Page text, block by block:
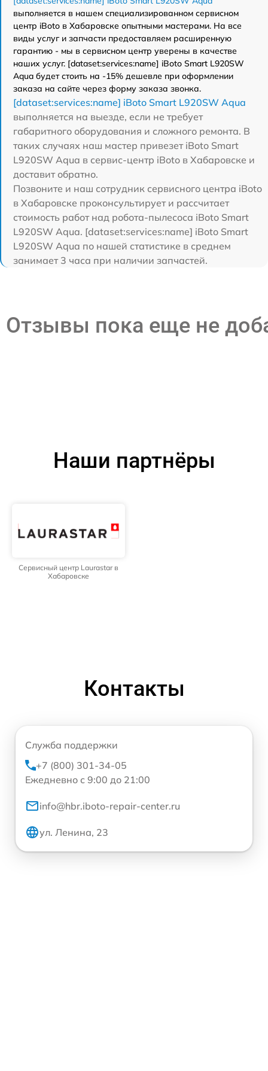
выполняется в нашем специализированном сервисном
центр iBoto в Хабаровске опытными мастерами. На все
виды услуг и запчасти предоставляем расширенную
гарантию - мы в сервисном центр уверены в качестве
наших услуг. [dataset:services:name] iBoto Smart L920SW
Aqua будет стоить на -15% дешевле при оформлении
заказа на сайте через форму заказа звонка.
[dataset:services:name] iBoto Smart L920SW Aqua
выполняется на выезде, если не требует
габаритного оборудования и сложного ремонта. В
таких случаях наш мастер привезет iBoto Smart
L920SW Aqua в сервис-центр iBoto в Хабаровске и
доставит обратно.
Позвоните и наш сотрудник сервисного центра iBoto
в Хабаровске проконсультирует и рассчитает
стоимость работ над робота-пылесоса iBoto Smart
L920SW Aqua. [dataset:services:name] iBoto Smart
L920SW Aqua по нашей статистике в среднем
занимает 3 часа при наличии запчастей.
Отзывы пока еще не
Наши партнёры
Сервисный центр Laurastar в
Хабаровске
Контакты
Служба поддержки
+7 (800) 301-34-05
Ежедневно с 9:00 до 21:00
info@hbr.iboto-repair-center.ru
ул. Ленина, 23